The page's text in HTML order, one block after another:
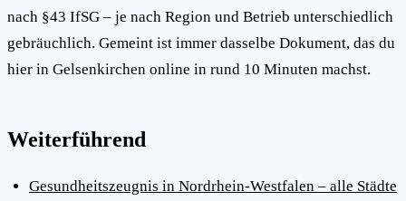
nach §43 IfSG – je nach Region und Betrieb unterschiedlich
gebräuchlich. Gemeint ist immer dasselbe Dokument, das du
hier in Gelsenkirchen online in rund 10 Minuten machst.
Weiterführend
Gesundheitszeugnis in Nordrhein-Westfalen – alle Städte